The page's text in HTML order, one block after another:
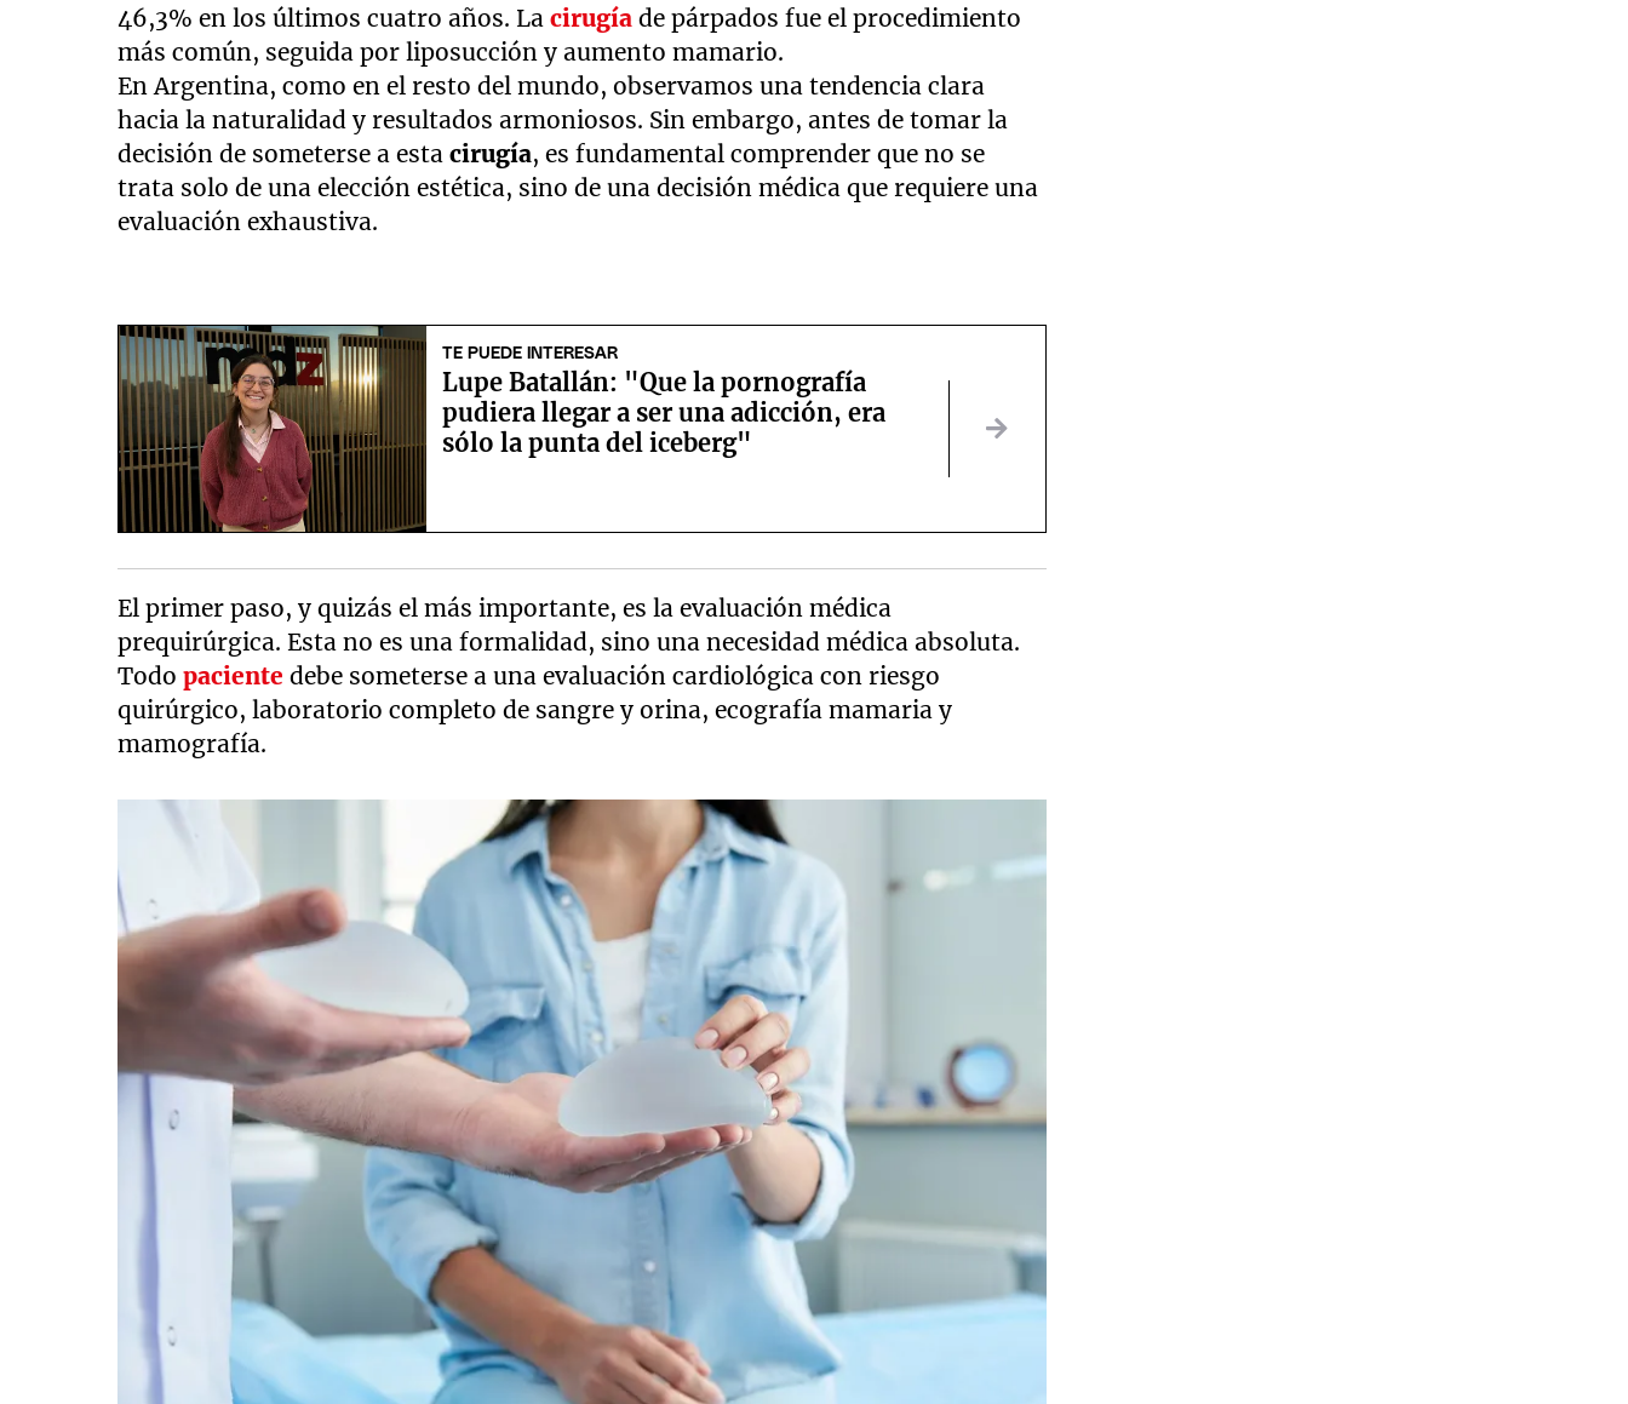
46,3% en los últimos cuatro años. Lacirugía de párpados fue el procedimiento
más común, seguida por liposucción y aumento mamario.
En Argentina, como en el resto del mundo, observamos una tendencia clara
hacia la naturalidad y resultados armoniosos. Sin embargo, antes de tomar la
decisión de someterse a estacirugía, es fundamental comprender que no se
trata solo de una elección estética, sino de una decisión médica que requiere una
evaluación exhaustiva.
TE PUEDE INTERESAR
Lupe Batallán: "Que la pornografía
pudiera llegar a ser una adicción, era
sólo la punta del iceberg"
El primer paso, y quizás el más importante, es la evaluación médica
prequirúrgica. Esta no es una formalidad, sino una necesidad médica absoluta.
Todopaciente debe someterse a una evaluación cardiológica con riesgo
quirúrgico, laboratorio completo de sangre y orina, ecografía mamaria y
mamografía.